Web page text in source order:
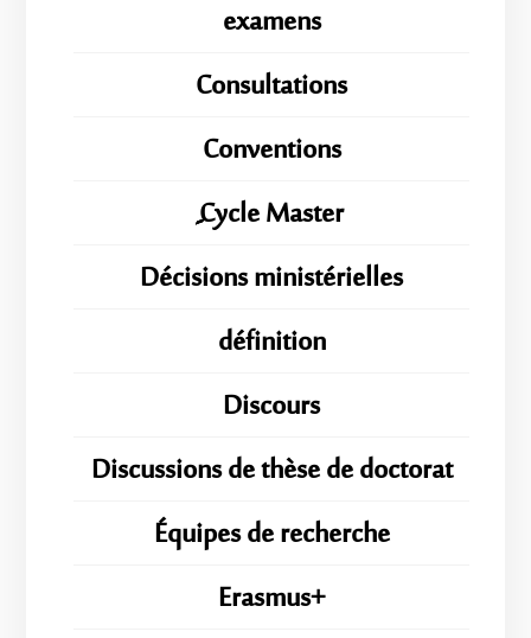
examens
Consultations
Conventions
ِِِCycle Master
Décisions ministérielles
définition
Discours
Discussions de thèse de doctorat
Équipes de recherche
Erasmus+